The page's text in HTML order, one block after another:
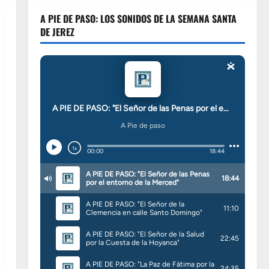
A PIE DE PASO: LOS SONIDOS DE LA SEMANA SANTA
DE JEREZ